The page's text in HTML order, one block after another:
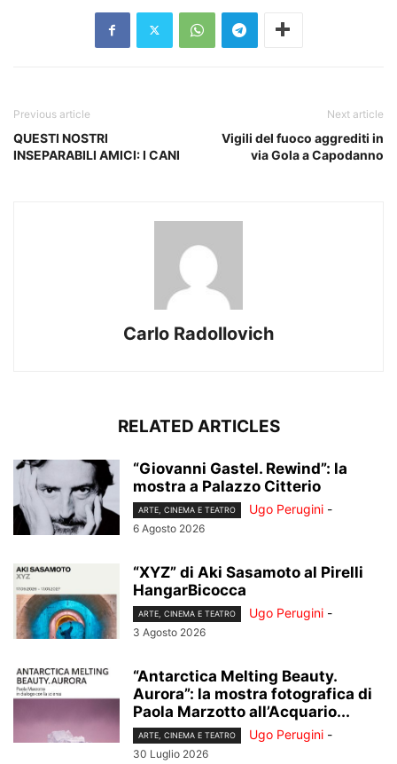
Previous article
QUESTI NOSTRI
INSEPARABILI AMICI: I CANI
Next article
Vigili del fuoco aggrediti in
via Gola a Capodanno
Carlo Radollovich
RELATED ARTICLES
“Giovanni Gastel. Rewind”: la
mostra a Palazzo Citterio
ARTE, CINEMA E TEATRO Ugo Perugini -
6 Agosto 2026
“XYZ” di Aki Sasamoto al Pirelli
HangarBicocca
ARTE, CINEMA E TEATRO Ugo Perugini -
3 Agosto 2026
“Antarctica Melting Beauty.
Aurora”: la mostra fotografica di
Paola Marzotto all’Acquario...
ARTE, CINEMA E TEATRO Ugo Perugini -
30 Luglio 2026